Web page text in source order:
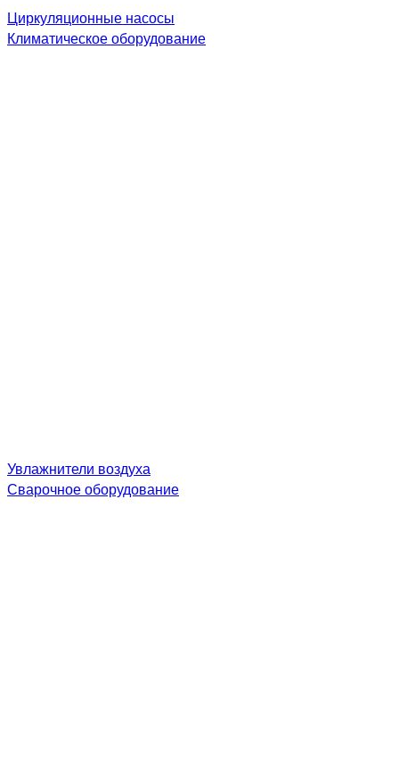
Циркуляционные насосы
Климатическое оборудование
Увлажнители воздуха
Сварочное оборудование